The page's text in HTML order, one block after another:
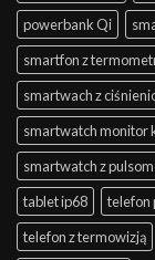
powerbank Qi
smartfon z
smartwach z
smartwatch monitor
smartwatch z
tablet ip68
telefon
telefon z termowizją